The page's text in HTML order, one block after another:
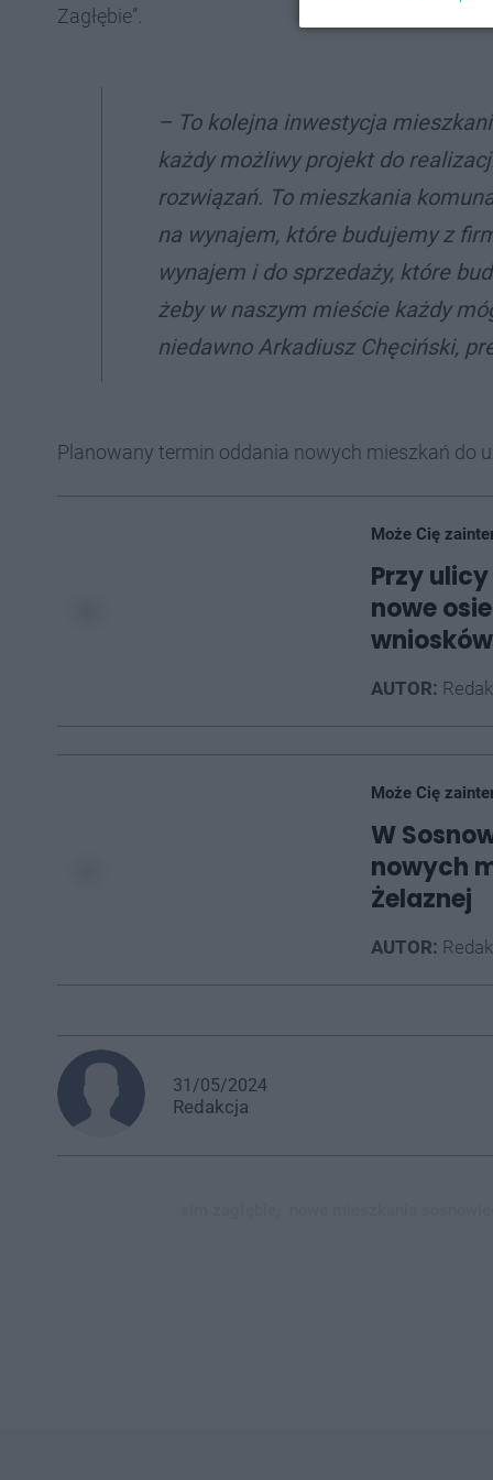
Zagłębie”.
– To kolejna inwestycja
każdy możliwy projekt do
rozwiązań. To mieszkania
na wynajem, które budujemy z
wynajem i do sprzedaży, które
żeby w naszym mieście każdy
niedawno Arkadiusz Chęciński,
Planowany termin oddania nowych mieszkań do
Może Cię
Przy
nowe
AUTOR:
Może Cię
W
nowych
Żelaznej
AUTOR:
31/05/2024
Redakcja